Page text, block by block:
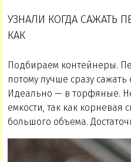
УЗНАЛИ КОГДА САЖАТЬ
КАК
Подбираем контейнеры.
потому лучше сразу
Идеально — в торфяные.
емкости, так как корневая
большого объема.